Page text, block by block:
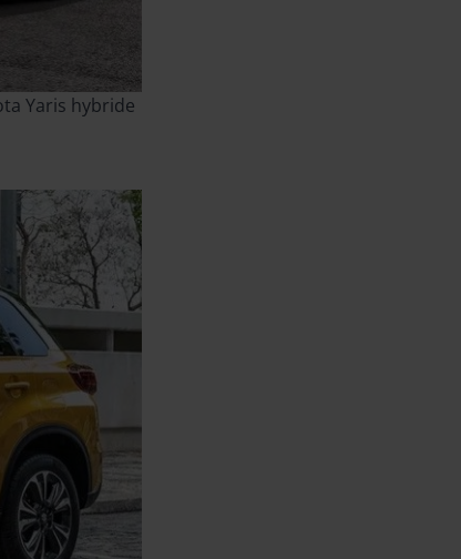
Yaris hybride